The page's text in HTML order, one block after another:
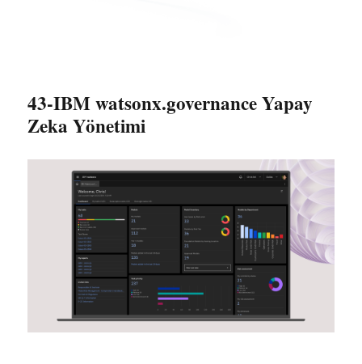
43-IBM watsonx.governance Yapay
Zeka Yönetimi